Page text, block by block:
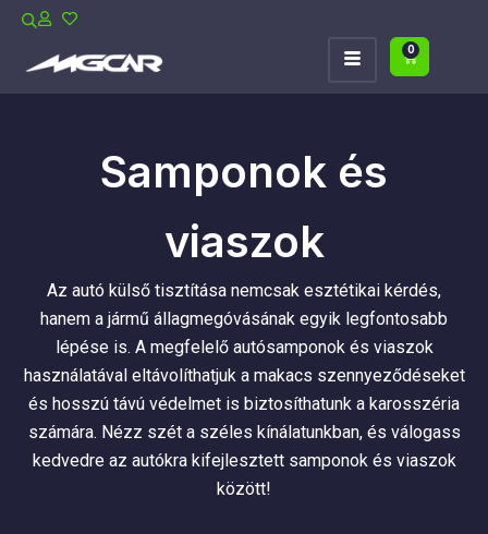
0
Samponok és
viaszok
Az autó külső tisztítása nemcsak esztétikai kérdés,
hanem a jármű állagmegóvásának egyik legfontosabb
lépése is. A megfelelő autósamponok és viaszok
használatával eltávolíthatjuk a makacs szennyeződéseket
és hosszú távú védelmet is biztosíthatunk a karosszéria
számára. Nézz szét a széles kínálatunkban, és válogass
kedvedre az autókra kifejlesztett samponok és viaszok
között!